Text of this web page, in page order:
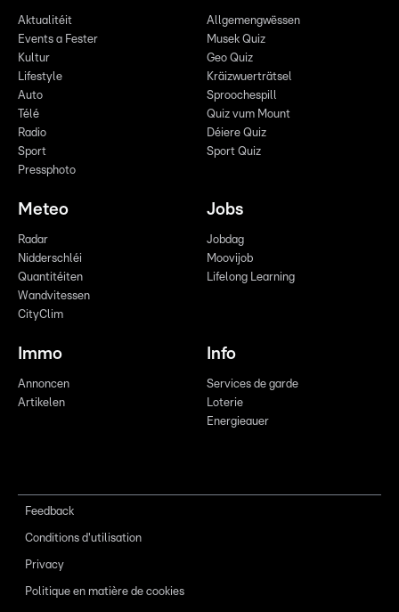
Aktualitéit
Events a Fester
Kultur
Lifestyle
Auto
Télé
Radio
Sport
Pressphoto
Allgemengwëssen
Musek Quiz
Geo Quiz
Kräizwuerträtsel
Sproochespill
Quiz vum Mount
Déiere Quiz
Sport Quiz
Meteo
Radar
Nidderschléi
Quantitéiten
Wandvitessen
CityClim
Jobs
Jobdag
Moovijob
Lifelong Learning
Immo
Annoncen
Artikelen
Info
Services de garde
Loterie
Energieauer
Feedback
Conditions d'utilisation
Privacy
Politique en matière de cookies